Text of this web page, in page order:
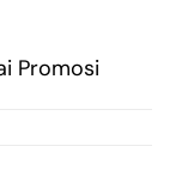
Promosi